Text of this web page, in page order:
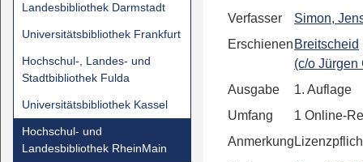
Landesbibliothek Darmstadt
Universitätsbibliothek Frankfurt
Hochschul-, Landes- und
Stadtbibliothek Fulda
Universitätsbibliothek Kassel
Hochschul- und
Landesbibliothek RheinMain
Verfasser
Simon,
Erschienen Breitscheid
(c/o Jürgen
Ausgabe
1. Auflage
Umfang
1 Online-
Anmerkung